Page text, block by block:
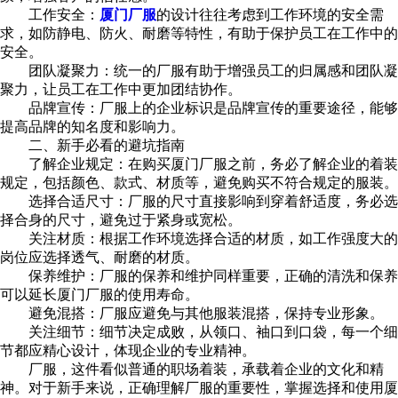
工作安全： 厦门厂服的设计往往考虑到工作环境的安全需
求，如防静电、防火、耐磨等特性，有助于保护员工在工作中的
安全。
团队凝聚力：统一的厂服有助于增强员工的归属感和团队凝
聚力，让员工在工作中更加团结协作。
品牌宣传：厂服上的企业标识是品牌宣传的重要途径，能够
提高品牌的知名度和影响力。
二、新手必看的避坑指南
了解企业规定：在购买厦门厂服之前，务必了解企业的着装
规定，包括颜色、款式、材质等，避免购买不符合规定的服装。
选择合适尺寸：厂服的尺寸直接影响到穿着舒适度，务必选
择合身的尺寸，避免过于紧身或宽松。
关注材质：根据工作环境选择合适的材质，如工作强度大的
岗位应选择透气、耐磨的材质。
保养维护：厂服的保养和维护同样重要，正确的清洗和保养
可以延长厦门厂服的使用寿命。
避免混搭：厂服应避免与其他服装混搭，保持专业形象。
关注细节：细节决定成败，从领口、袖口到口袋，每一个细
节都应精心设计，体现企业的专业精神。
厂服，这件看似普通的职场着装，承载着企业的文化和精
神。对于新手来说，正确理解厂服的重要性，掌握选择和使用厦